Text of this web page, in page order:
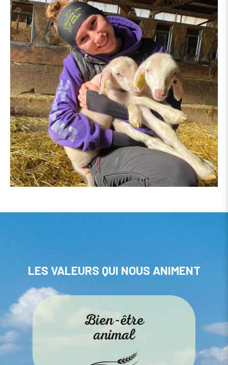
LES VALEURS QUI NOUS ANIMENT
Bien-être
animal